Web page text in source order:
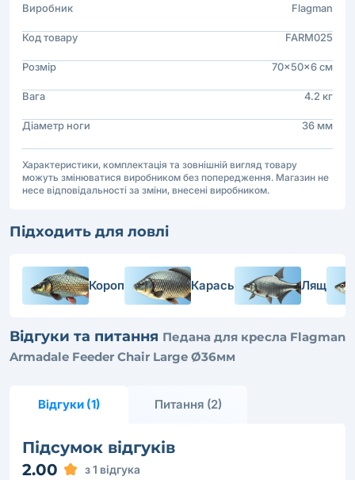
Виробник Flagman
Код товару FARM025
Розмір 70x50x6 см
Вага 4.2 кг
Діаметр ноги 36 мм
Характеристики, комплектація та зовнішній вигляд товару
можуть змінюватися виробником без попередження. Магазин не
несе відповідальності за зміни, внесені виробником.
Підходить для ловлі
Короп Карась Лящ
Відгуки та питання Педана для кресла Flagman
Armadale Feeder Chair Large Ø36мм
Відгуки (1) Питання (2)
Підсумок відгуків
2.00
з 1 відгука